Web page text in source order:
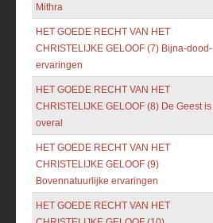
Mithra
HET GOEDE RECHT VAN HET
CHRISTELIJKE GELOOF (7) Bijna-dood-
ervaringen
HET GOEDE RECHT VAN HET
CHRISTELIJKE GELOOF (8) De Geest is
overal
HET GOEDE RECHT VAN HET
CHRISTELIJKE GELOOF (9)
Bovennatuurlijke ervaringen
HET GOEDE RECHT VAN HET